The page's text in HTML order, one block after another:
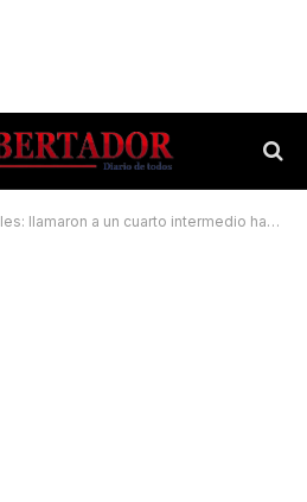
a un cuarto intermedio hasta el lunes